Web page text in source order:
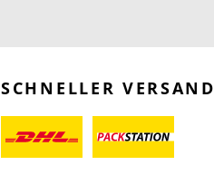
SCHNELLER VERSAND